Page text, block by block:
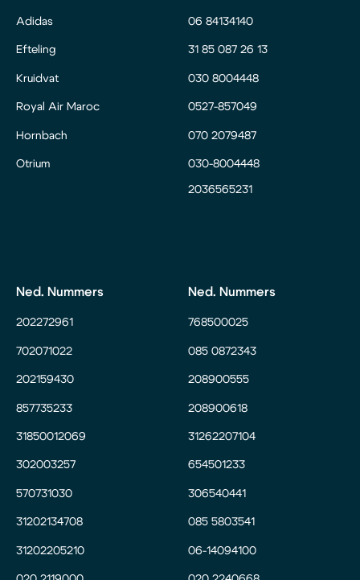
Adidas
Efteling
Kruidvat
Royal Air Maroc
Hornbach
Otrium
06 84134140
31 85 087 26 13
030 8004448
0527-857049
070 2079487
030-8004448
2036565231
Ned. Nummers
202272961
702071022
202159430
857735233
31850012069
302003257
570731030
31202134708
31202205210
Ned. Nummers
768500025
085 0872343
208900555
208900618
31262207104
654501233
306540441
085 5803541
06-14094100